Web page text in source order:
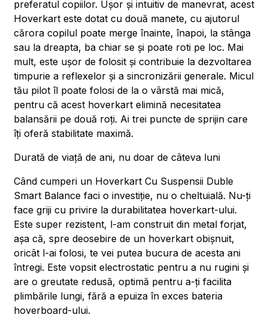
preferatul copiilor. Ușor și intuitiv de manevrat, acest
Hoverkart este dotat cu două manete, cu ajutorul
cărora copilul poate merge înainte, înapoi, la stânga
sau la dreapta, ba chiar se și poate roti pe loc. Mai
mult, este ușor de folosit și contribuie la dezvoltarea
timpurie a reflexelor și a sincronizării generale. Micul
tău pilot îl poate folosi de la o vârstă mai mică,
pentru că acest hoverkart elimină necesitatea
balansării pe două roți. Ai trei puncte de sprijin care
îți oferă stabilitate maximă.
Durată de viață de ani, nu doar de câteva luni
Când cumperi un Hoverkart Cu Suspensii Duble
Smart Balance faci o investiție, nu o cheltuială. Nu-ți
face griji cu privire la durabilitatea hoverkart-ului.
Este super rezistent, l-am construit din metal forjat,
așa că, spre deosebire de un hoverkart obișnuit,
oricât l-ai folosi, te vei putea bucura de acesta ani
întregi. Este vopsit electrostatic pentru a nu rugini și
are o greutate redusă, optimă pentru a-ți facilita
plimbările lungi, fără a epuiza în exces bateria
hoverboard-ului.